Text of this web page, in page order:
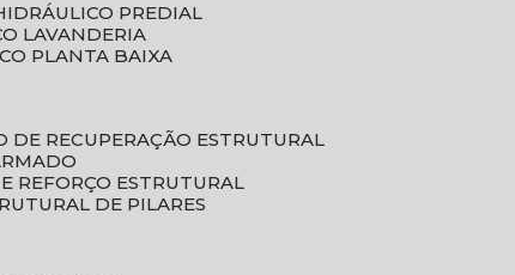
PREDIAL
LAVANDERIA
PLANTA BAIXA
DE RECUPERAÇÃO ESTRUTURAL
E REFORÇO ESTRUTURAL
DE PILARES